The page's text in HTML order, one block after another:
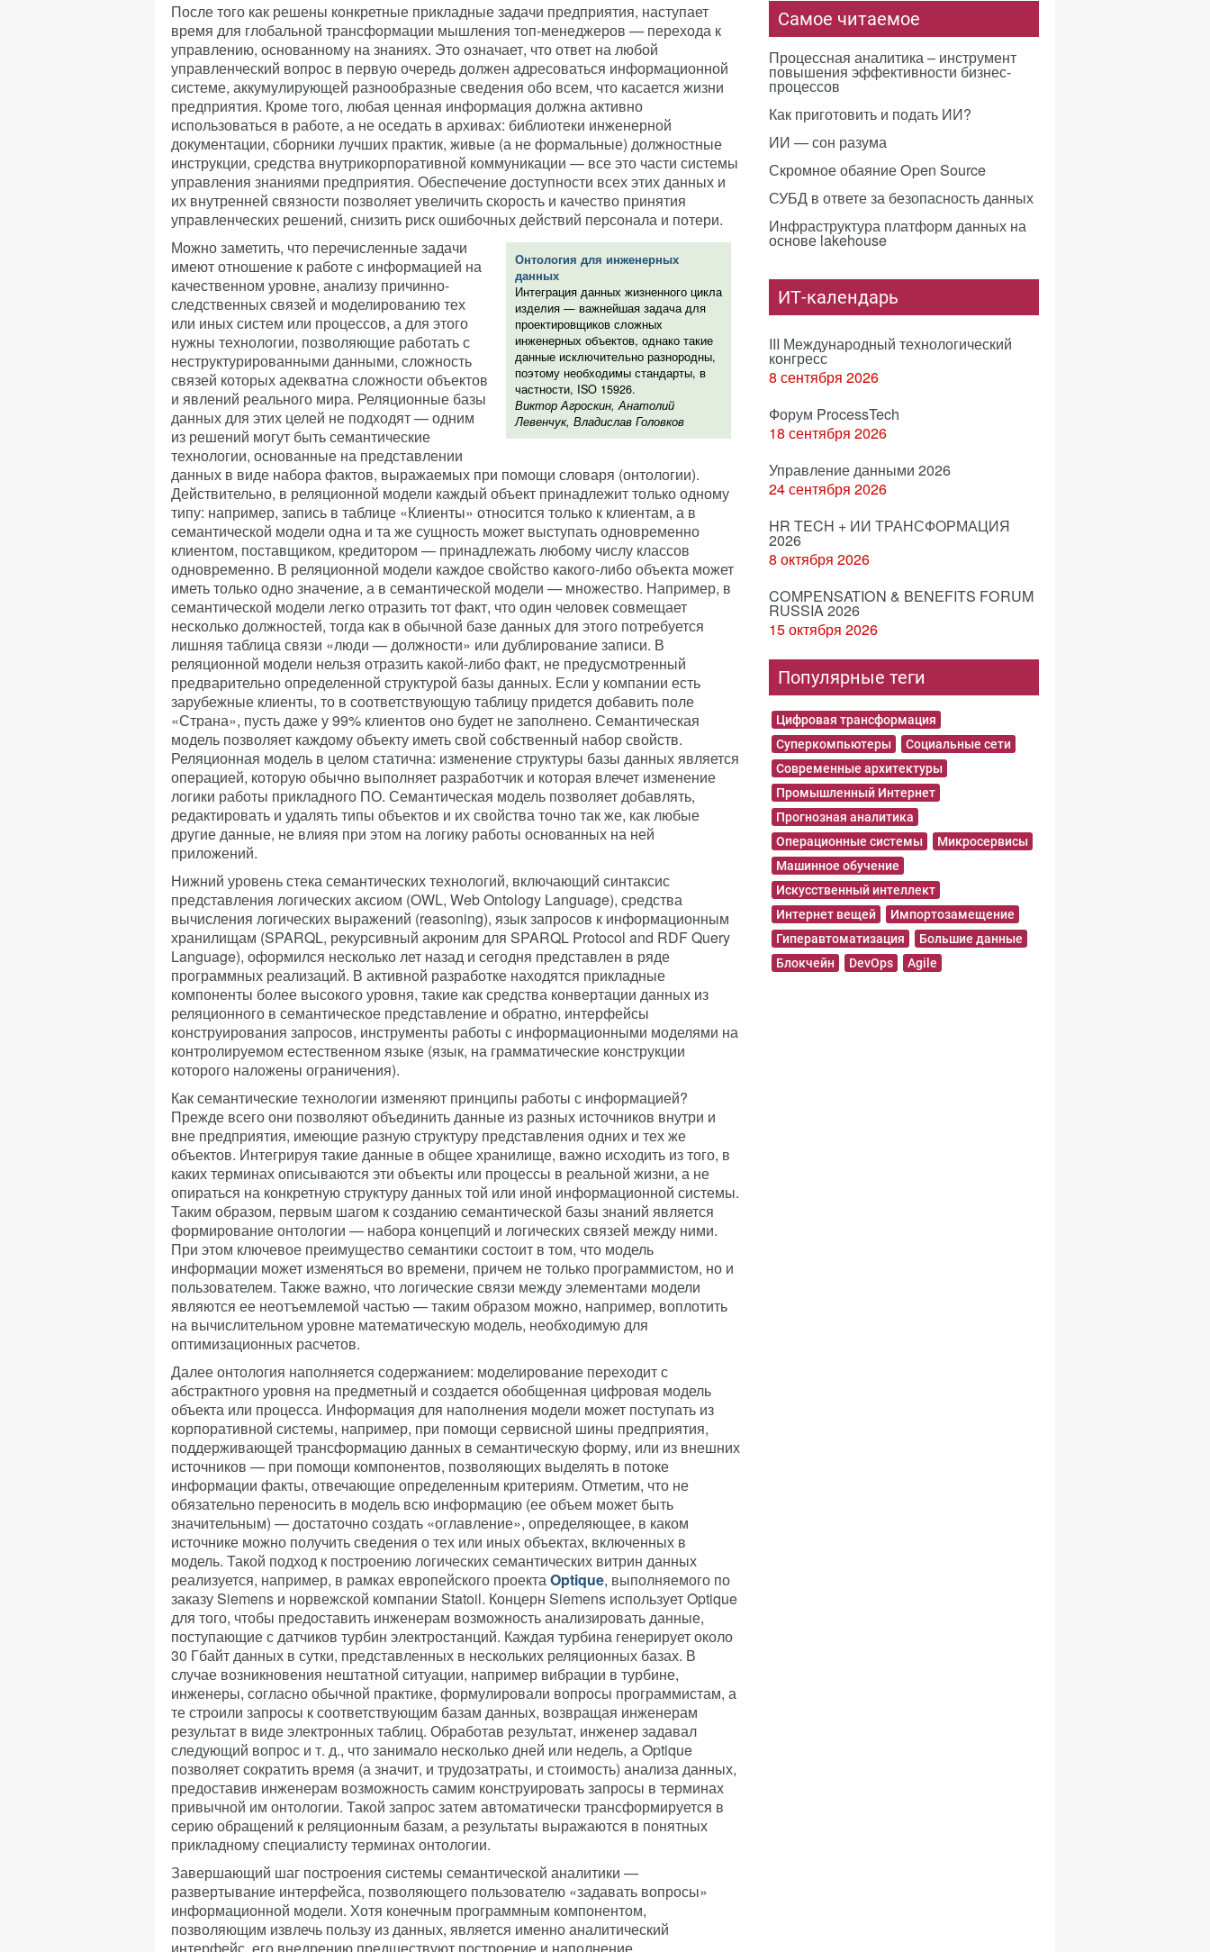
После того как решены конкретные прикладные задачи предприятия, наступает
время для глобальной трансформации мышления топ-менеджеров — перехода к
управлению, основанному на знаниях. Это означает, что ответ на любой
управленческий вопрос в первую очередь должен адресоваться информационной
системе, аккумулирующей разнообразные сведения обо всем, что касается жизни
предприятия. Кроме того, любая ценная информация должна активно
использоваться в работе, а не оседать в архивах: библиотеки инженерной
документации, сборники лучших практик, живые (а не формальные) должностные
инструкции, средства внутрикорпоративной коммуникации — все это части системы
управления знаниями предприятия. Обеспечение доступности всех этих данных и
их внутренней связности позволяет увеличить скорость и качество принятия
управленческих решений, снизить риск ошибочных действий персонала и потери.
Онтология для инженерных
данных
Интеграция данных жизненного цикла
изделия — важнейшая задача для
проектировщиков сложных
инженерных объектов, однако такие
данные исключительно разнородны,
поэтому необходимы стандарты, в
частности, ISO 15926.
Виктор Агроскин, Анатолий
Левенчук, Владислав Головков
Можно заметить, что перечисленные задачи
имеют отношение к работе с информацией на
качественном уровне, анализу причинно-
следственных связей и моделированию тех
или иных систем или процессов, а для этого
нужны технологии, позволяющие работать с
неструктурированными данными, сложность
связей которых адекватна сложности объектов
и явлений реального мира. Реляционные базы
данных для этих целей не подходят — одним
из решений могут быть семантические
технологии, основанные на представлении
данных в виде набора фактов, выражаемых при помощи словаря (онтологии).
Действительно, в реляционной модели каждый объект принадлежит только одному
типу: например, запись в таблице «Клиенты» относится только к клиентам, а в
семантической модели одна и та же сущность может выступать одновременно
клиентом, поставщиком, кредитором — принадлежать любому числу классов
одновременно. В реляционной модели каждое свойство какого-либо объекта может
иметь только одно значение, а в семантической модели — множество. Например, в
семантической модели легко отразить тот факт, что один человек совмещает
несколько должностей, тогда как в обычной базе данных для этого потребуется
лишняя таблица связи «люди — должности» или дублирование записи. В
реляционной модели нельзя отразить какой-либо факт, не предусмотренный
предварительно определенной структурой базы данных. Если у компании есть
зарубежные клиенты, то в соответствующую таблицу придется добавить поле
«Страна», пусть даже у 99% клиентов оно будет не заполнено. Семантическая
модель позволяет каждому объекту иметь свой собственный набор свойств.
Реляционная модель в целом статична: изменение структуры базы данных является
операцией, которую обычно выполняет разработчик и которая влечет изменение
логики работы прикладного ПО. Семантическая модель позволяет добавлять,
редактировать и удалять типы объектов и их свойства точно так же, как любые
другие данные, не влияя при этом на логику работы основанных на ней
приложений.
Нижний уровень стека семантических технологий, включающий синтаксис
представления логических аксиом (OWL, Web Ontology Language), средства
вычисления логических выражений (reasoning), язык запросов к информационным
хранилищам (SPARQL, рекурсивный акроним для SPARQL Protocol and RDF Query
Language), оформился несколько лет назад и сегодня представлен в ряде
программных реализаций. В активной разработке находятся прикладные
компоненты более высокого уровня, такие как средства конвертации данных из
реляционного в семантическое представление и обратно, интерфейсы
конструирования запросов, инструменты работы с информационными моделями на
контролируемом естественном языке (язык, на грамматические конструкции
которого наложены ограничения).
Как семантические технологии изменяют принципы работы с информацией?
Прежде всего они позволяют объединить данные из разных источников внутри и
вне предприятия, имеющие разную структуру представления одних и тех же
объектов. Интегрируя такие данные в общее хранилище, важно исходить из того, в
каких терминах описываются эти объекты или процессы в реальной жизни, а не
опираться на конкретную структуру данных той или иной информационной системы.
Таким образом, первым шагом к созданию семантической базы знаний является
формирование онтологии — набора концепций и логических связей между ними.
При этом ключевое преимущество семантики состоит в том, что модель
информации может изменяться во времени, причем не только программистом, но и
пользователем. Также важно, что логические связи между элементами модели
являются ее неотъемлемой частью — таким образом можно, например, воплотить
на вычислительном уровне математическую модель, необходимую для
оптимизационных расчетов.
Далее онтология наполняется содержанием: моделирование переходит с
абстрактного уровня на предметный и создается обобщенная цифровая модель
объекта или процесса. Информация для наполнения модели может поступать из
корпоративной системы, например, при помощи сервисной шины предприятия,
поддерживающей трансформацию данных в семантическую форму, или из внешних
источников — при помощи компонентов, позволяющих выделять в потоке
информации факты, отвечающие определенным критериям. Отметим, что не
обязательно переносить в модель всю информацию (ее объем может быть
значительным) — достаточно создать «оглавление», определяющее, в каком
источнике можно получить сведения о тех или иных объектах, включенных в
модель. Такой подход к построению логических семантических витрин данных
реализуется, например, в рамках европейского проектаOptique, выполняемого по
заказу Siemens и норвежской компании Statoil. Концерн Siemens использует Optique
для того, чтобы предоставить инженерам возможность анализировать данные,
поступающие с датчиков турбин электростанций. Каждая турбина генерирует около
30 Гбайт данных в сутки, представленных в нескольких реляционных базах. В
случае возникновения нештатной ситуации, например вибрации в турбине,
инженеры, согласно обычной практике, формулировали вопросы программистам, а
те строили запросы к соответствующим базам данных, возвращая инженерам
результат в виде электронных таблиц. Обработав результат, инженер задавал
следующий вопрос и т. д., что занимало несколько дней или недель, а Optique
позволяет сократить время (а значит, и трудозатраты, и стоимость) анализа данных,
предоставив инженерам возможность самим конструировать запросы в терминах
привычной им онтологии. Такой запрос затем автоматически трансформируется в
серию обращений к реляционным базам, а результаты выражаются в понятных
прикладному специалисту терминах онтологии.
Завершающий шаг построения системы семантической аналитики —
развертывание интерфейса, позволяющего пользователю «задавать вопросы»
информационной модели. Хотя конечным программным компонентом,
позволяющим извлечь пользу из данных, является именно аналитический
Самое читаемое
Процессная аналитика – инструмент
повышения эффективности бизнес-
процессов
Как приготовить и подать ИИ?
ИИ — сон разума
Скромное обаяние Open Source
СУБД в ответе за безопасность данных
Инфраструктура платформ данных на
основе lakehouse
ИТ-календарь
III Международный технологический
конгресс
8 сентября 2026
Форум ProcessTech
18 сентября 2026
Управление данными 2026
24 сентября 2026
HR TECH + ИИ ТРАНСФОРМАЦИЯ
2026
8 октября 2026
COMPENSATION & BENEFITS FORUM
RUSSIA 2026
15 октября 2026
Популярные теги
Цифровая трансформация
Суперкомпьютеры
Социальные сети
Современные архитектуры
Промышленный Интернет
Прогнозная аналитика
Операционные системы
Микросервисы
Машинное обучение
Искусственный интеллект
Интернет вещей
Импортозамещение
Гиперавтоматизация
Большие данные
Блокчейн
DevOps Agile